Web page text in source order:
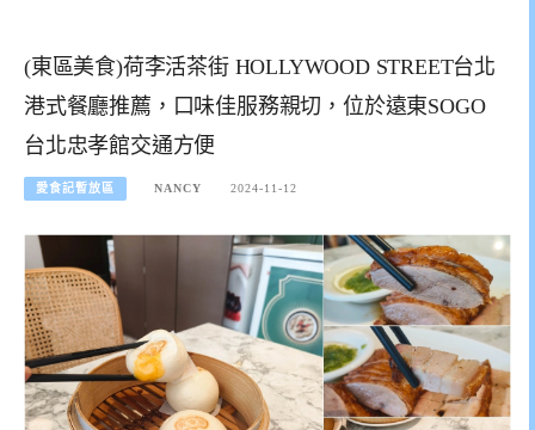
(東區美食)荷李活茶街 HOLLYWOOD STREET台北
港式餐廳推薦，口味佳服務親切，位於遠東SOGO
台北忠孝館交通方便
愛食記暫放區 NANCY 2024-11-12